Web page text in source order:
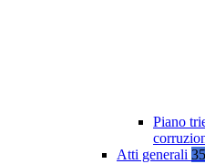
Piano
Atti generali 35